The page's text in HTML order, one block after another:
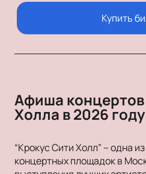
Купить
Афиша
Холла в 2026 году
“Крокус Сити Холл” – одна
концертных площадок в